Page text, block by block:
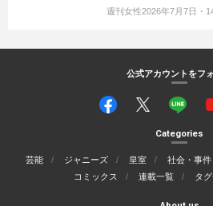
週刊女性2026年7月7日・
公式アカウントをフ
Categories
芸能 ジャニーズ 皇室 社会・事件
コミックス
連載一覧 タ